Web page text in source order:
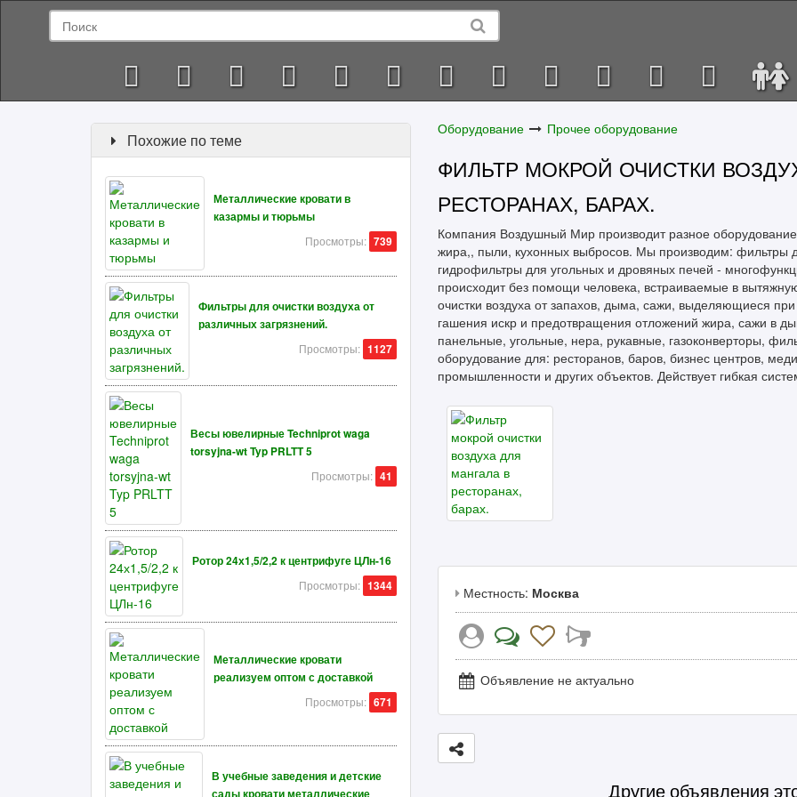
Оборудование Прочее оборудование
ФИЛЬТР МОКРОЙ ОЧИСТКИ
РЕСТОРАНАХ, БАРАХ.
Компания Воздушный Мир производит разное
жира,, пыли, кухонных выбросов. Мы производим: фильтры
гидрофильтры для угольных и дровяных печей -
происходит без помощи человека, встраиваемые в
очистки воздуха от запахов, дыма, сажи, выделяющиеся
гашения искр и предотвращения отложений жира, сажи в
панельные, угольные, нера, рукавные, газоконверторы,
оборудование для: ресторанов, баров, бизнес центров,
промышленности и других объектов. Действует гибкая
Местность: Москва
Объявление не актуально
Другие объявления
Похожие по теме
Металлические кровати в
казармы и тюрьмы
Просмотры: 739
Фильтры для очистки воздуха от
различных загрязнений.
Просмотры: 1127
Весы ювелирные Techniprot waga
torsyjna-wt Typ PRLTT 5
Просмотры: 41
Ротор 24х1,5/2,2 к центрифуге ЦЛн-16
Просмотры: 1344
Металлические кровати
реализуем оптом с доставкой
Просмотры: 671
В учебные заведения и детские
сады кровати металлические